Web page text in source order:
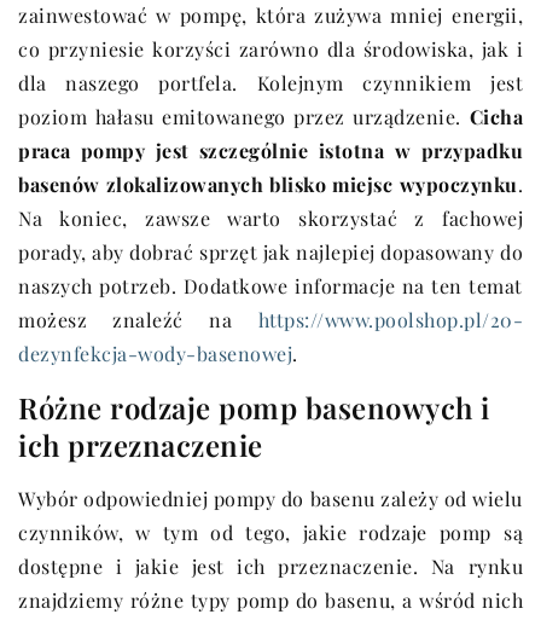
zainwestować w pompę, która zużywa mniej energii,
co przyniesie korzyści zarówno dla środowiska, jak i
dla naszego portfela. Kolejnym czynnikiem jest
poziom hałasu emitowanego przez urządzenie. Cicha
praca pompy jest szczególnie istotna w przypadku
basenów zlokalizowanych blisko miejsc wypoczynku.
Na koniec, zawsze warto skorzystać z fachowej
porady, aby dobrać sprzęt jak najlepiej dopasowany do
naszych potrzeb. Dodatkowe informacje na ten temat
możesz znaleźć na https://www.poolshop.pl/20-
dezynfekcja-wody-basenowej.
Różne rodzaje pomp basenowych i
ich przeznaczenie
Wybór odpowiedniej pompy do basenu zależy od wielu
czynników, w tym od tego, jakie rodzaje pomp są
dostępne i jakie jest ich przeznaczenie. Na rynku
znajdziemy różne typy pomp do basenu, a wśród nich